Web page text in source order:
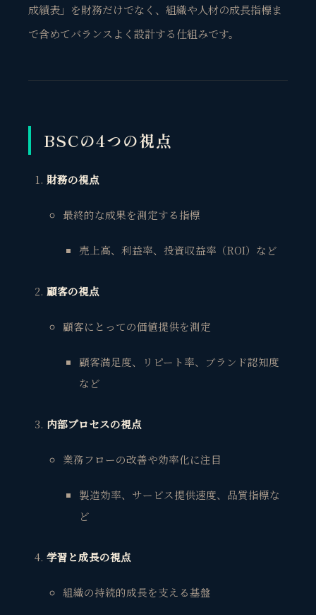
成績表」を財務だけでなく、組織や人材の成長指標ま
で含めてバランスよく設計する仕組みです。
BSCの4つの視点
財務の視点
最終的な成果を測定する指標
売上高、利益率、投資収益率（ROI）など
顧客の視点
顧客にとっての価値提供を測定
顧客満足度、リピート率、ブランド認知度
など
内部プロセスの視点
業務フローの改善や効率化に注目
製造効率、サービス提供速度、品質指標な
ど
学習と成長の視点
組織の持続的成長を支える基盤